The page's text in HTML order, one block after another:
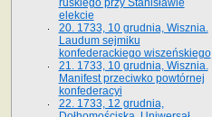
ruskiego przy Stanisławie
elekcie
20. 1733, 10 grudnia, Wisznia.
Laudum sejmiku
konfederackiego wiszeńskiego
21. 1733, 10 grudnia, Wisznia.
Manifest przeciwko powtórnej
konfederacyi
22. 1733, 12 grudnia,